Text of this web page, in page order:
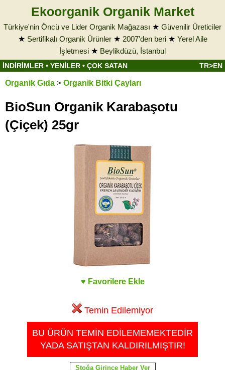
Ekoorganik Organik Market
Türkiye'nin Öncü ve Lider Organik Mağazası ★ Güvenilir Üreticiler
★ Sertifikalı Organik Ürünler★ 2007'den beri★ Yerel Aile
İşletmesi ★ Beylikdüzü, İstanbul
İNDİRİMLER • YENİLER • ÇOK SATAN TR>EN
Organik Gıda > Organik Bitki Çayları
BioSun Organik Karabaşotu
(Çiçek) 25gr
♥ Favorilere Ekle
Temin Edilemiyor
BU ÜRÜN TEMİN EDİLEMEMEKTEDİR
YADA SATIŞTAN KALDIRILMIŞTIR!